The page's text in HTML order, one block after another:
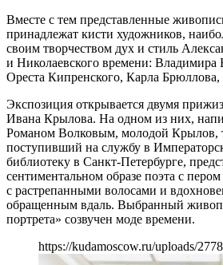
Вместе с тем представленные
принадлежат кисти художников,
своим творчеством дух и стиль
и Николаевского времени: Владимира
Ореста Кипренского, Карла
Экспозиция открывается двумя
Ивана Крылова. На одном из них,
Романом Волковым, молодой Крылов,
поступивший на службу в
библиотеку в Санкт-Петербурге,
сентиментальном образе поэта с пером
с растрепанными волосами и
обращенным вдаль. Выбранный
портрета» созвучен моде времени.
https://kudamoscow.ru/uploads/